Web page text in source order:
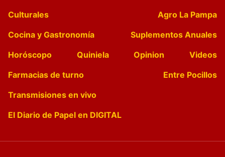
Culturales
Agro La Pampa
Cocina y Gastronomía
Suplementos Anuales
Horóscopo
Quiniela Opinion
Videos
Farmacias de turno
Entre Pocillos
Transmisiones en vivo
El Diario de Papel en DIGITAL